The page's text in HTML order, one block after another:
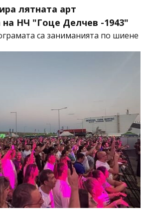
лятната арт
на НЧ "Гоце Делчев -1943"
са заниманията по шиене